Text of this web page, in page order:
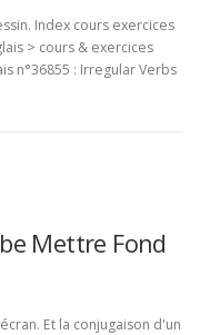
Index cours exercices
> cours & exercices
n°36855 : Irregular Verbs
Mettre Fond
Et la conjugaison d'un